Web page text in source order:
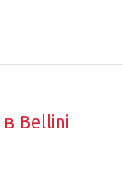
Bellini